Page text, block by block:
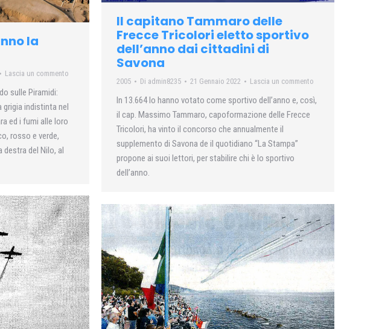
la
Lascia un commento
sulle Piramidi:
grigia indistinta nel
ed i fumi alle loro
rosso e verde,
destra del Nilo, al
Il capitano Tammaro delle
Frecce Tricolori eletto sportivo
dell’anno dai cittadini di
Savona
2005 Di admin8235 21 Gennaio 2022 Lascia un commento
In 13.664 lo hanno votato come sportivo dell’anno e, così,
il cap. Massimo Tammaro, capoformazione delle Frecce
Tricolori, ha vinto il concorso che annualmente il
supplemento di Savona de il quotidiano “La Stampa”
propone ai suoi lettori, per stabilire chi è lo sportivo
dell’anno.